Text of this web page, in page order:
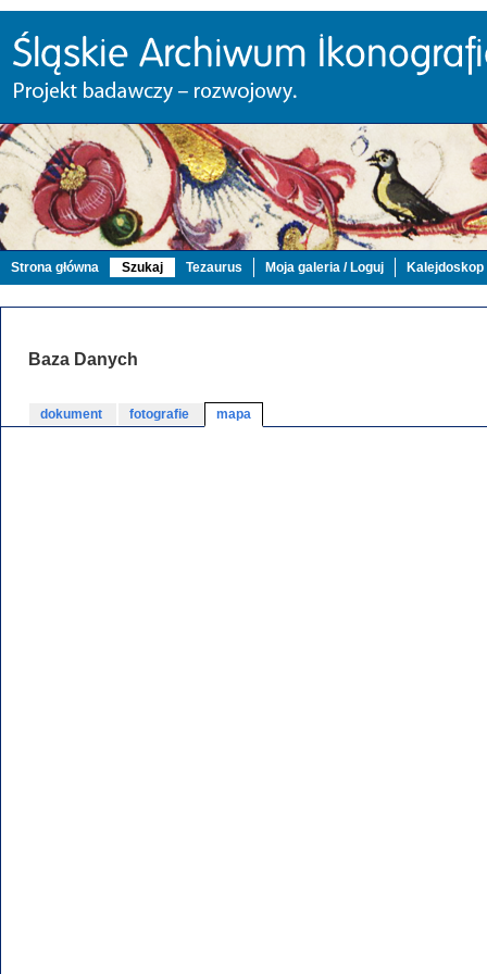
Strona główna Szukaj Tezaurus Moja galeria / Loguj Kalejdoskop
Baza Danych
dokument fotografie mapa